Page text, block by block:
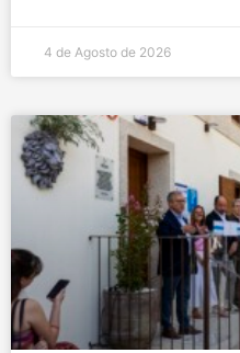
4 de Agosto de 2026